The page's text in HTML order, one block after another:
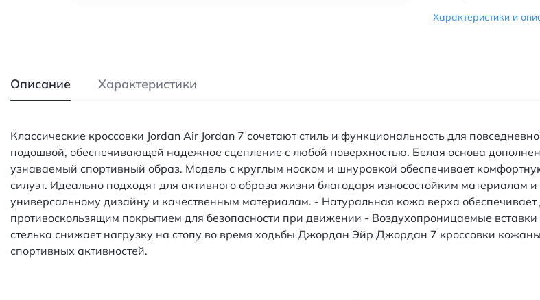
Характеристики и
Описание Характеристики
Классические кроссовки Jordan Air Jordan 7 сочетают стиль и функциональность для
подошвой, обеспечивающей надежное сцепление с любой поверхностью. Белая основа
узнаваемый спортивный образ. Модель с круглым носком и шнуровкой обеспечивает
силуэт. Идеально подходят для активного образа жизни благодаря износостойким материалам
универсальному дизайну и качественным материалам. - Натуральная кожа верха
противоскользящим покрытием для безопасности при движении - Воздухопроницаемые
стелька снижает нагрузку на стопу во время ходьбы Джордан Эйр Джордан 7 кроссовки
спортивных активностей.